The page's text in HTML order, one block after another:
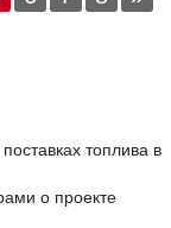
топлива в
о проекте